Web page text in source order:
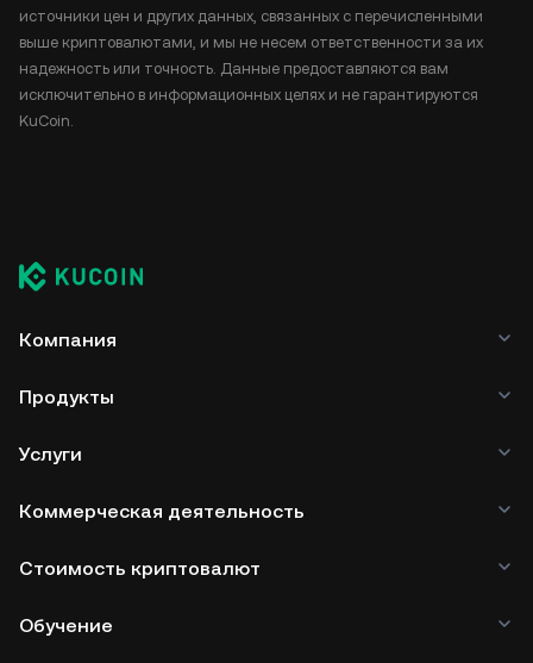
источники цен и других данных, связанных с перечисленными
выше криптовалютами, и мы не несем ответственности за их
надежность или точность. Данные предоставляются вам
исключительно в информационных целях и не гарантируются
KuCoin.
Компания
Продукты
Услуги
Коммерческая деятельность
Стоимость криптовалют
Обучение